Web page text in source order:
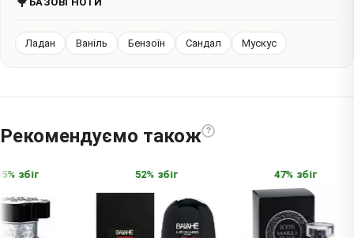
Ладан Ваніль Бензоїн Сандал Мускус
Рекомендуємо також ?
збіг 52% збіг 47% збіг